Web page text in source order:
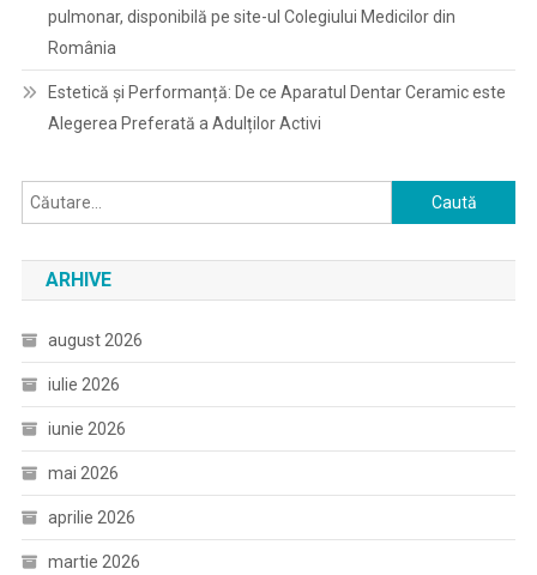
pulmonar, disponibilă pe site-ul Colegiului Medicilor din
România
Estetică și Performanță: De ce Aparatul Dentar Ceramic este
Alegerea Preferată a Adulților Activi
Caută
după:
ARHIVE
august 2026
iulie 2026
iunie 2026
mai 2026
aprilie 2026
martie 2026